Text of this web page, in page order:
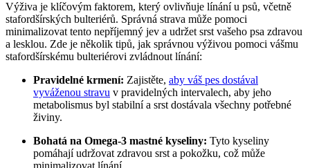
Výživa je klíčovým faktorem, který ovlivňuje línání u psů, včetně
stafordšírských bulteriérů. Správná strava může pomoci
minimalizovat tento nepříjemný jev a udržet srst vašeho psa zdravou
a lesklou. Zde je několik tipů, jak správnou výživou pomoci vášmu
stafordšírskému bulteriérovi zvládnout línání:
Pravidelné krmení: Zajistěte, aby váš pes dostával
vyváženou stravu v pravidelných intervalech, aby jeho
metabolismus byl stabilní a srst dostávala všechny potřebné
živiny.
Bohatá na Omega-3 mastné kyseliny: Tyto kyseliny
pomáhají udržovat zdravou srst a pokožku, což může